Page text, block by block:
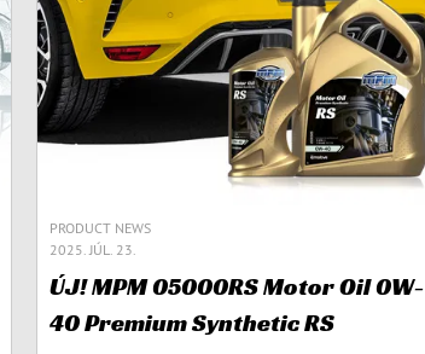
PRODUCT NEWS
2025. JÚL. 23.
ÚJ! MPM 05000RS Motor Oil 0W-
40 Premium Synthetic RS